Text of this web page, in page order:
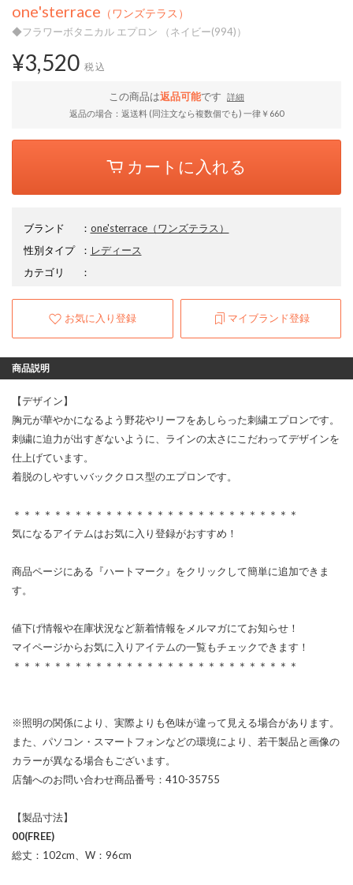
one'sterrace （ワンズテラス）
◆フラワーボタニカル エプロン （ネイビー(994)）
¥3,520 税込
この商品は返品可能です
詳細
返品の場合：返送料 (同注文なら複数個でも) 一律￥660
カートに入れる
ブランド ： one'sterrace（ワンズテラス）
性別タイプ
： レディース
カテゴリ
：
お気に入り登録 マイブランド登録
商品説明
【デザイン】
胸元が華やかになるよう野花やリーフをあしらった刺繍エプロンです。
刺繍に迫力が出すぎないように、ラインの太さにこだわってデザインを
仕上げています。
着脱のしやすいバッククロス型のエプロンです。
＊＊＊＊＊＊＊＊＊＊＊＊＊＊＊＊＊＊＊＊＊＊＊＊＊＊＊＊
気になるアイテムはお気に入り登録がおすすめ！
商品ページにある『ハートマーク』をクリックして簡単に追加できま
す。
値下げ情報や在庫状況など新着情報をメルマガにてお知らせ！
マイページからお気に入りアイテムの一覧もチェックできます！
＊＊＊＊＊＊＊＊＊＊＊＊＊＊＊＊＊＊＊＊＊＊＊＊＊＊＊＊
※照明の関係により、実際よりも色味が違って見える場合があります。
また、パソコン・スマートフォンなどの環境により、若干製品と画像の
カラーが異なる場合もございます。
店舗へのお問い合わせ商品番号：410-35755
【製品寸法】
00(FREE)
総丈：102cm、W：96cm